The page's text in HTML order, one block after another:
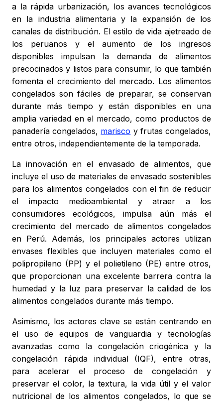
a la rápida urbanización, los avances tecnológicos
en la industria alimentaria y la expansión de los
canales de distribución. El estilo de vida ajetreado de
los peruanos y el aumento de los ingresos
disponibles impulsan la demanda de alimentos
precocinados y listos para consumir, lo que también
fomenta el crecimiento del mercado. Los alimentos
congelados son fáciles de preparar, se conservan
durante más tiempo y están disponibles en una
amplia variedad en el mercado, como productos de
panadería congelados, marisco y frutas congelados,
entre otros, independientemente de la temporada.
La innovación en el envasado de alimentos, que
incluye el uso de materiales de envasado sostenibles
para los alimentos congelados con el fin de reducir
el impacto medioambiental y atraer a los
consumidores ecológicos, impulsa aún más el
crecimiento del mercado de alimentos congelados
en Perú. Además, los principales actores utilizan
envases flexibles que incluyen materiales como el
polipropileno (PP) y el polietileno (PE) entre otros,
que proporcionan una excelente barrera contra la
humedad y la luz para preservar la calidad de los
alimentos congelados durante más tiempo.
Asimismo, los actores clave se están centrando en
el uso de equipos de vanguardia y tecnologías
avanzadas como la congelación criogénica y la
congelación rápida individual (IQF), entre otras,
para acelerar el proceso de congelación y
preservar el color, la textura, la vida útil y el valor
nutricional de los alimentos congelados, lo que se